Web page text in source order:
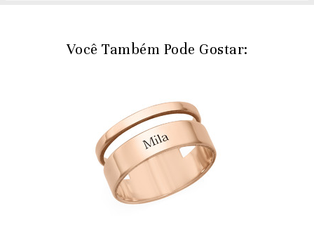
Você Também Pode Gostar: